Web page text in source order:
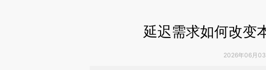
延迟需求如何改变
2026年06月